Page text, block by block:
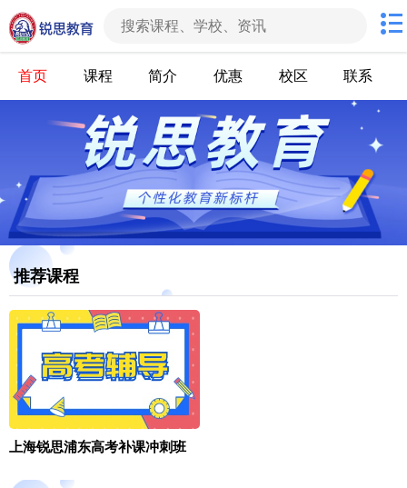
首页 课程 简介 优惠 校区 联系
推荐课程
上海锐思浦东高考补课冲刺班